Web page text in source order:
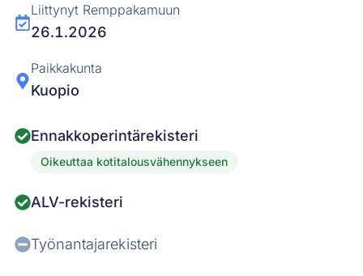
Liittynyt Remppakamuun
26.1.2026
Paikkakunta
Kuopio
Ennakkoperintärekisteri
Oikeuttaa kotitalousvähennykseen
ALV-rekisteri
Työnantajarekisteri